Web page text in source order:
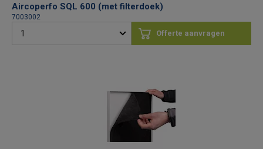
Aircoperfo SQL 600 (met filterdoek)
7003002
Offerte aanvragen